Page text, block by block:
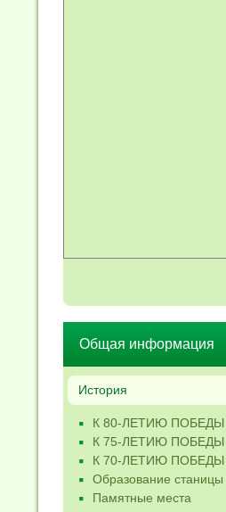
Общая информация
История
К 80-ЛЕТИЮ ПОБЕДЫ
К 75-ЛЕТИЮ ПОБЕДЫ
К 70-ЛЕТИЮ ПОБЕДЫ
Образование станицы
Памятные места